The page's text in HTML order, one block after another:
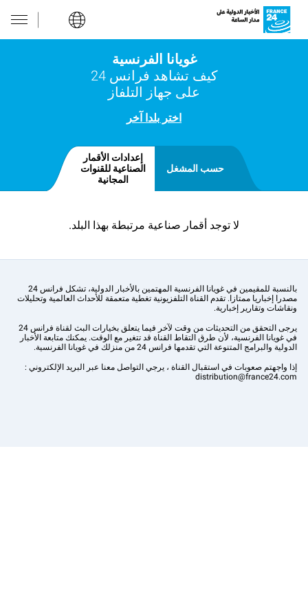
غويانا الفرنسية
كيف تشاهد فرانس 24
على جهاز التلفاز
اختر بلدا آخر
حسب المشغل
إعدادات الأقمار
الصناعية للقنوات
المجانية
لا توجد أقمار صناعية مرتبطة بهذا البلد.
بالنسبة للمقيمين في غويانا الفرنسية المهتمين بالأخبار الدولية، تشكل فرانس 24
مصدرا إخباريا ممتازا. تقدم القناة التلفزيونية تغطية متعمقة للأحداث العالمية وتحليلات
ونقاشات وتقارير إخبارية.
يرجى التحقق من التحديثات من وقت لآخر فيما يتعلق بخيارات البث لقناة فرانس 24
في غويانا الفرنسية، لأن طرق التقاط القناة قد تتغير مع الوقت. يمكنك متابعة الأخبار
الدولية والبرامج المتنوعة التي تقدمها فرانس 24 من منزلك في غويانا الفرنسية.
إذا واجهتم صعوبات في استقبال القناة ، يرجي التواصل معنا عبر البريد الإلكتروني :
distribution@france24.com